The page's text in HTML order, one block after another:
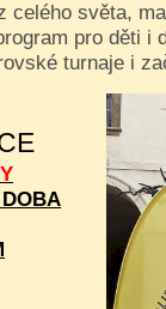
celého světa,
pro děti i
turnaje i